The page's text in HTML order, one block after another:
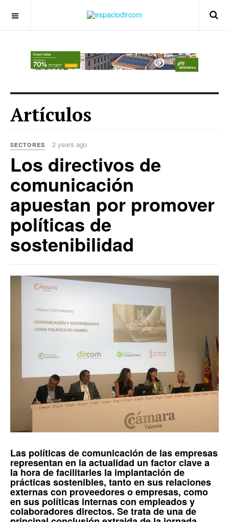
Artículos
SECTORES 2 years ago
Los directivos de
comunicación
apuestan por promover
políticas de
sostenibilidad
Las políticas decomunicación de las empresas
representan en la actualidad un factor clave a
la hora de facilitarles la implantación de
prácticas sostenibles, tanto en sus relaciones
externas con proveedores o empresas, como
en sus políticas internas con empleados y
colaboradores directos. Se trata de una de